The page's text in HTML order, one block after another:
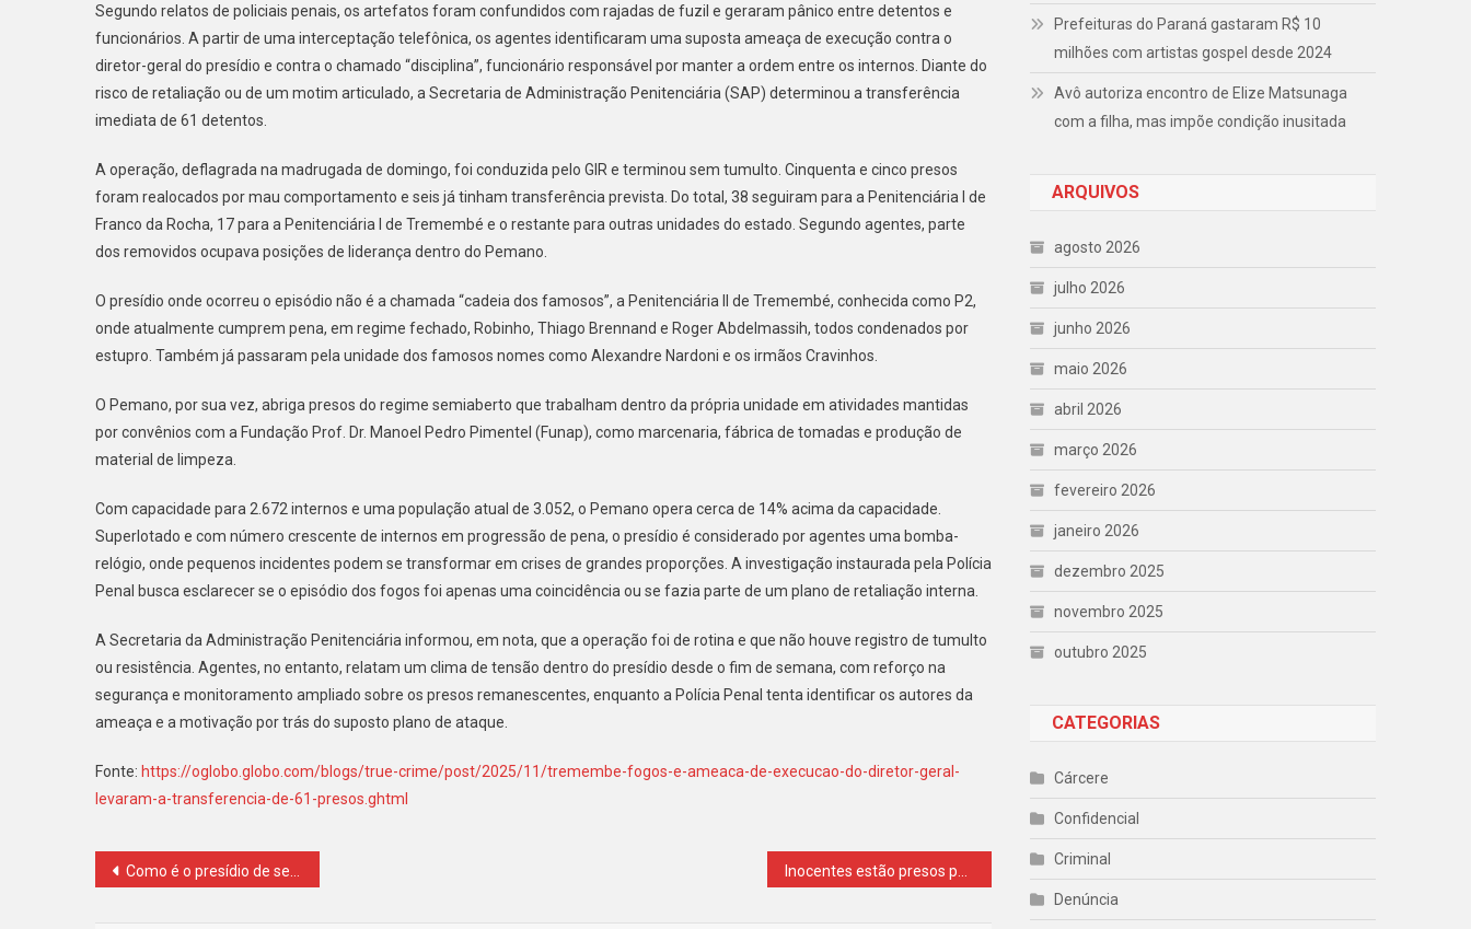
Diretor-
Geral
Levaram
Segundo relatos de policiais penais, os artefatos foram confundidos com rajadas de fuzil e geraram pânico entre detentos e
funcionários. A partir de uma interceptação telefônica, os agentes identificaram uma suposta ameaça de execução contra o
diretor-geral do presídio e contra o chamado “disciplina”, funcionário responsável por manter a ordem entre os internos. Diante do
risco de retaliação ou de um motim articulado, a Secretaria de Administração Penitenciária (SAP) determinou a transferência
imediata de 61 detentos.
A operação, deflagrada na madrugada de domingo, foi conduzida pelo GIR e terminou sem tumulto. Cinquenta e cinco presos
foram realocados por mau comportamento e seis já tinham transferência prevista. Do total, 38 seguiram para a Penitenciária I de
Franco da Rocha, 17 para a Penitenciária I de Tremembé e o restante para outras unidades do estado. Segundo agentes, parte
dos removidos ocupava posições de liderança dentro do Pemano.
O presídio onde ocorreu o episódio não é a chamada “cadeia dos famosos”, a Penitenciária II de Tremembé, conhecida como P2,
onde atualmente cumprem pena, em regime fechado, Robinho, Thiago Brennand e Roger Abdelmassih, todos condenados por
estupro. Também já passaram pela unidade dos famosos nomes como Alexandre Nardoni e os irmãos Cravinhos.
O Pemano, por sua vez, abriga presos do regime semiaberto que trabalham dentro da própria unidade em atividades mantidas
por convênios com a Fundação Prof. Dr. Manoel Pedro Pimentel (Funap), como marcenaria, fábrica de tomadas e produção de
material de limpeza.
Com capacidade para 2.672 internos e uma população atual de 3.052, o Pemano opera cerca de 14% acima da capacidade.
Superlotado e com número crescente de internos em progressão de pena, o presídio é considerado por agentes uma bomba-
relógio, onde pequenos incidentes podem se transformar em crises de grandes proporções. A investigação instaurada pela Polícia
Penal busca esclarecer se o episódio dos fogos foi apenas uma coincidência ou se fazia parte de um plano de retaliação interna.
A Secretaria da Administração Penitenciária informou, em nota, que a operação foi de rotina e que não houve registro de tumulto
ou resistência. Agentes, no entanto, relatam um clima de tensão dentro do presídio desde o fim de semana, com reforço na
segurança e monitoramento ampliado sobre os presos remanescentes, enquanto a Polícia Penal tenta identificar os autores da
ameaça e a motivação por trás do suposto plano de ataque.
Fonte: https://oglobo.globo.com/blogs/true-crime/post/2025/11/tremembe-fogos-e-ameaca-de-execucao-do-diretor-geral-
levaram-a-transferencia-de-61-presos.ghtml
Navegação
Como é o presídio de segurança máxima para onde líderes do CV do Rio foram transferidos; veja
Prefeituras do Paraná gastaram R$ 10
milhões com artistas gospel desde 2024
Avô autoriza encontro de Elize Matsunaga
com a filha, mas impõe condição inusitada
ARQUIVOS
agosto 2026
julho 2026
junho 2026
maio 2026
abril 2026
março 2026
fevereiro 2026
janeiro 2026
dezembro 2025
novembro 2025
outubro 2025
CATEGORIAS
Cárcere
Confidencial
Criminal
Denúncia